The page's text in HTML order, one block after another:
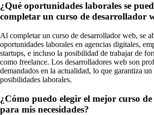
¿Qué oportunidades laborales se
completar un curso de desarrollador
Al completar un curso de desarrollador web, se
oportunidades laborales en agencias digitales,
startups, e incluso la posibilidad de trabajar de
como freelance. Los desarrolladores web son
demandados en la actualidad, lo que garantiza
posibilidades laborales.
¿Cómo puedo elegir el mejor curso
para mis necesidades?